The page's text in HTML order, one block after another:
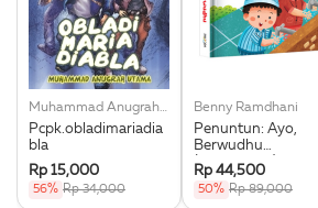
Muhammad Anugrah Utama
Pcpk.obladimariadia
bla
Rp 15,000
56% Rp 34,000
Benny Ramdhani
Penuntun: Ayo,
Berwudhu
(Boardbook)
Rp 44,500
50% Rp 89,000